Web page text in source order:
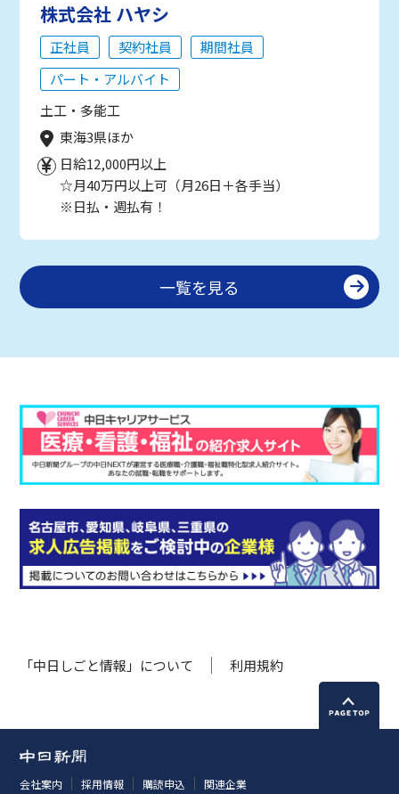
株式会社 ハヤシ
正社員 契約社員
期間社員
パート・アルバイト
土工・多能工
東海3県ほか
日給12,000円以上
☆月40万円以上可（月26日＋各手当）
※日払・週払有！
一覧を見る
「中日しごと情報」について 利用規約
会社案内 採用情報 購読申込 関連企業